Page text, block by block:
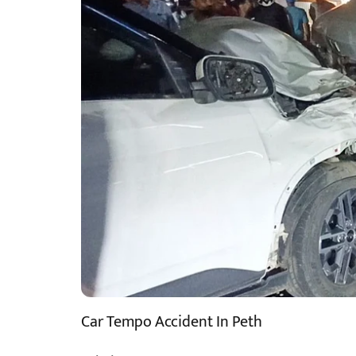
Car Tempo Accident In Peth